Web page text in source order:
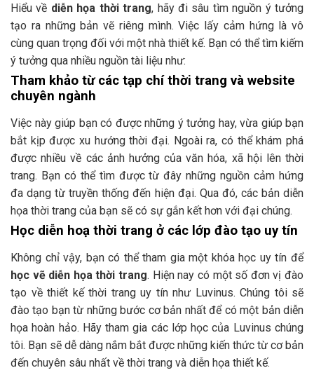
Hiểu về diễn họa thời trang, hãy đi sâu tìm nguồn ý tưởng
tạo ra những bản vẽ riêng mình. Việc lấy cảm hứng là vô
cùng quan trọng đối với một nhà thiết kế. Bạn có thể tìm kiếm
ý tưởng qua nhiều nguồn tài liệu như:
Tham khảo từ các tạp chí thời trang và website
chuyên ngành
Việc này giúp bạn có được những ý tưởng hay, vừa giúp bạn
bắt kịp được xu hướng thời đại. Ngoài ra, có thể khám phá
được nhiều về các ảnh hưởng của văn hóa, xã hội lên thời
trang. Bạn có thể tìm được từ đây những nguồn cảm hứng
đa dạng từ truyền thống đến hiện đại. Qua đó, các bản diễn
họa thời trang của bạn sẽ có sự gắn kết hơn với đại chúng.
Học diễn hoạ thời trang ở các lớp đào tạo uy tín
Không chỉ vậy, bạn có thể tham gia một khóa học uy tín để
học vẽ diễn họa thời trang. Hiện nay có một số đơn vị đào
tạo về thiết kế thời trang uy tín như Luvinus. Chúng tôi sẽ
đào tạo bạn từ những bước cơ bản nhất để có một bản diễn
họa hoàn hảo. Hãy tham gia các lớp học của Luvinus chúng
tôi. Bạn sẽ dễ dàng nắm bắt được những kiến thức từ cơ bản
đến chuyên sâu nhất về thời trang và diễn họa thiết kế.